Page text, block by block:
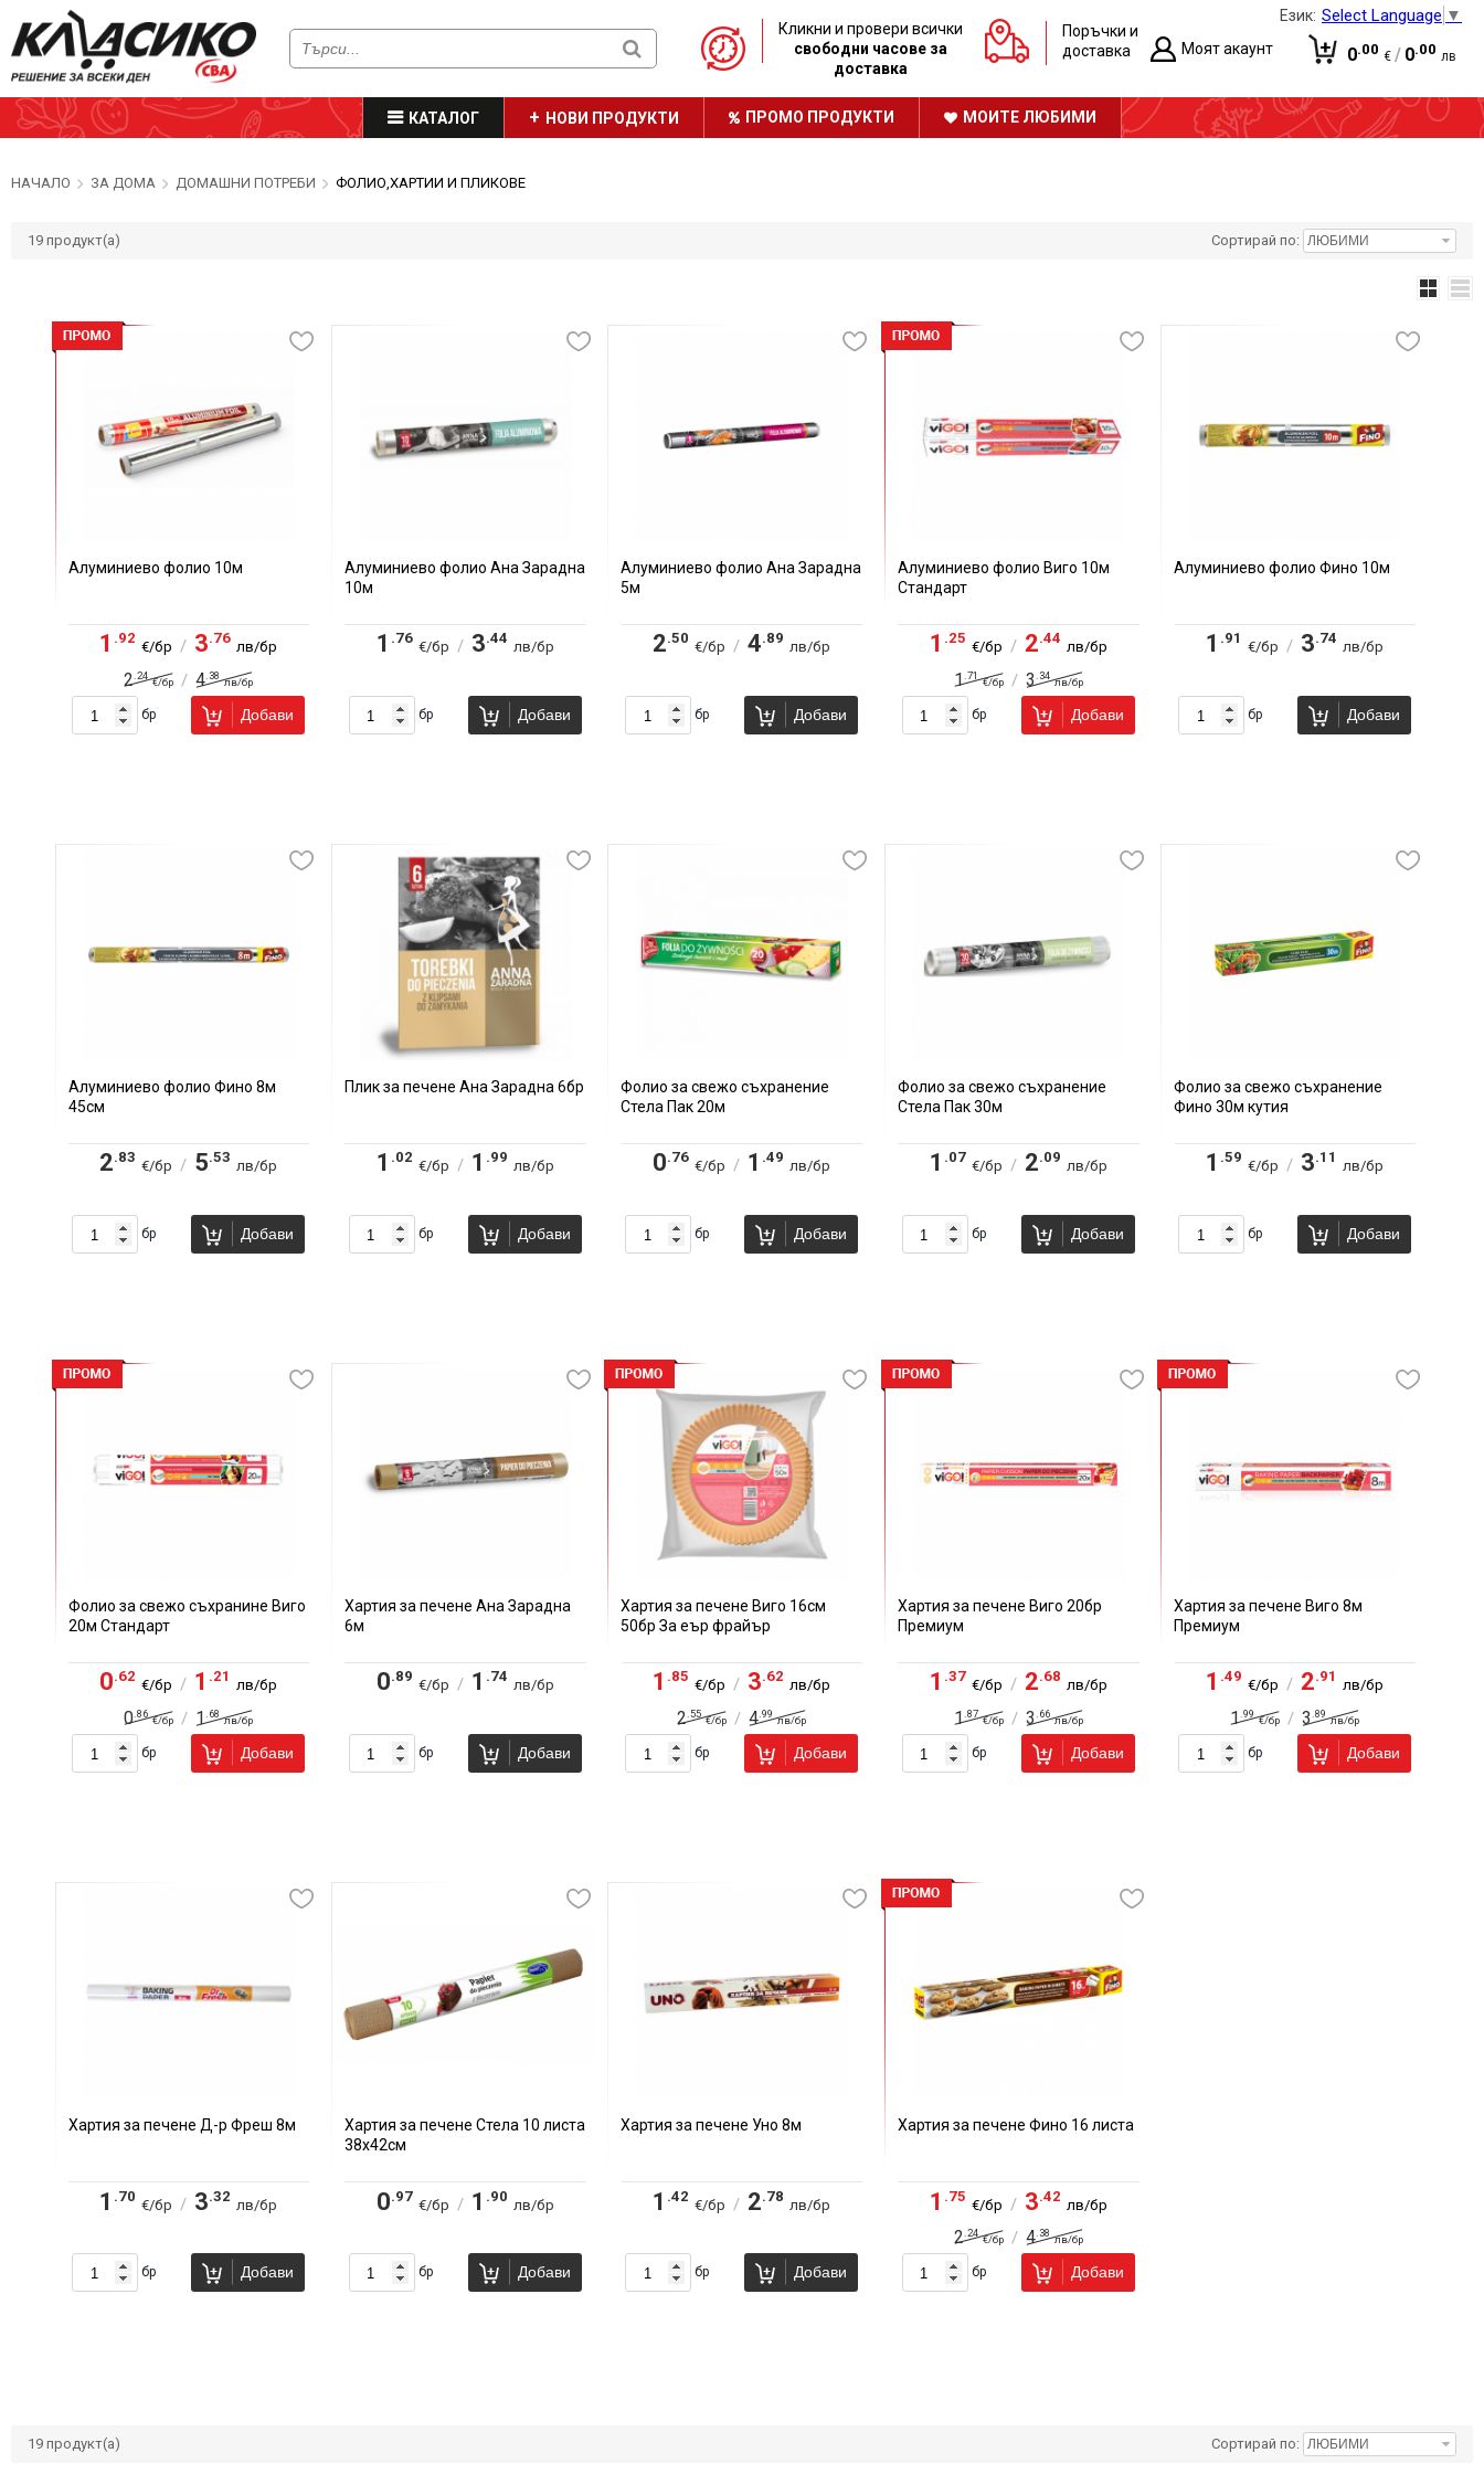
Език: Select Language ▼
Кликни и провери всички
свободни часове за
доставка
Поръчки и
доставка
Моят акаунт
Регистрация
0.00 € / 0.00 лв
Количката е празна!
КАТАЛОГ НОВИ ПРОДУКТИ ПРОМО ПРОДУКТИ МОИТЕ ЛЮБИМИ
НАЧАЛО ЗА ДОМА ДОМАШНИ ПОТРЕБИ ФОЛИО,ХАРТИИ И ПЛИКОВЕ
19 продукт(а) Сортирай по:
Алуминиево фолио 10м
1 .92
€/бр / 3.76
лв/бр
2 .24
€/бр / 4 .38
лв/бр
бр Добави
Алуминиево фолио Ана Зарадна
10м
1 .76
€/бр / 3.44
лв/бр
бр Добави
Алуминиево фолио Ана Зарадна
5м
2.50
€/бр / 4.89
лв/бр
бр Добави
Алуминиево фолио Виго 10м
Стандарт
1 .25
€/бр / 2.44
лв/бр
1 .71
€/бр / 3 .34
лв/бр
бр Добави
Алуминиево фолио Фино 10м
1 .91
€/бр / 3.74
лв/бр
бр Добави
Алуминиево фолио Фино 8м
45см
2.83
€/бр / 5.53
лв/бр
бр Добави
Плик за печене Ана Зарадна 6бр
1 .02
€/бр / 1 .99
лв/бр
бр Добави
Фолио за свежо съхранение
Стела Пак 20м
0.76
€/бр / 1 .49
лв/бр
бр Добави
Фолио за свежо съхранение
Стела Пак 30м
1 .07
€/бр / 2.09
лв/бр
бр Добави
Фолио за свежо съхранение
Фино 30м кутия
1 .59
€/бр / 3.11
лв/бр
бр Добави
Фолио за свежо съхранине Виго
20м Стандарт
0.62
€/бр / 1 .21
лв/бр
0 .86
€/бр / 1 .68
лв/бр
бр Добави
Хартия за печене Ана Зарадна
6м
0.89
€/бр / 1 .74
лв/бр
бр Добави
Хартия за печене Виго 16см
50бр За еър фрайър
1 .85
€/бр / 3.62
лв/бр
2 .55
€/бр / 4 .99
лв/бр
бр Добави
Хартия за печене Виго 20бр
Премиум
1 .37
€/бр / 2.68
лв/бр
1 .87
€/бр / 3 .66
лв/бр
бр Добави
Хартия за печене Виго 8м
Премиум
1 .49
€/бр / 2.91
лв/бр
1 .99
€/бр / 3 .89
лв/бр
бр Добави
Хартия за печене Д-р Фреш 8м
1 .70
€/бр / 3.32
лв/бр
бр Добави
Хартия за печене Стела 10 листа
38х42см
0.97
€/бр / 1 .90
лв/бр
бр Добави
Хартия за печене Уно 8м
1 .42
€/бр / 2.78
лв/бр
бр Добави
Хартия за печене Фино 16 листа
1 .75
€/бр / 3.42
лв/бр
2 .24
€/бр / 4 .38
лв/бр
бр Добави
19 продукт(а) Сортирай по: